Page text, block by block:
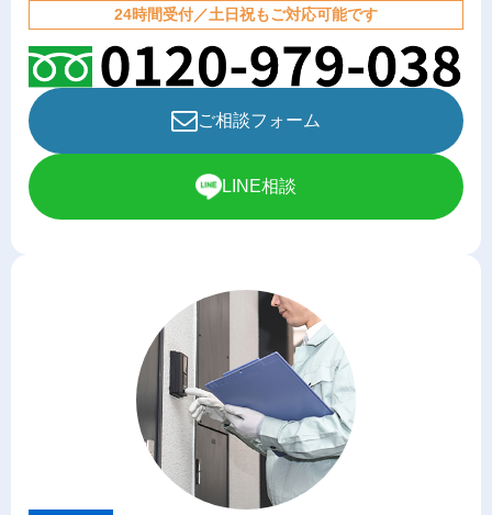
24時間受付／土日祝もご対応可能です
ご相談フォーム
LINE相談